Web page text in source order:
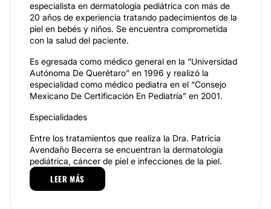
especialista en dermatología pediátrica con más de
20 años de experiencia tratando padecimientos de la
piel en bebés y niños. Se encuentra comprometida
con la salud del paciente.
Es egresada como médico general en la “Universidad
Autónoma De Querétaro” en 1996 y realizó la
especialidad como médico pediatra en el “Consejo
Mexicano De Certificación En Pediatría” en 2001.
Especialidades
Entre los tratamientos que realiza la Dra. Patricia
Avendaño Becerra se encuentran la dermatología
pediátrica, cáncer de piel e infecciones de la piel.
La dermatología pediátrica trata a los niños desde el
nacimiento hasta el final de la adolescencia.
LEER MÁS